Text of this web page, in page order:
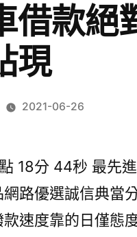
借款絕
現
2021-06-26
18分 44秒 最先
網路優選誠信典當
款速度靠的日僅態